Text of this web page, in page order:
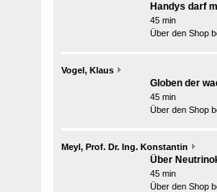
Handys darf
45 min
Über den Shop
Vogel, Klaus
Globen der
45 min
Über den Shop
Meyl, Prof. Dr. Ing. Konstantin
Über
45 min
Über den Shop